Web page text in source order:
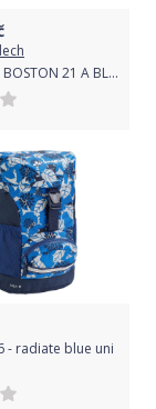
BAGMASTER BOSTON 21 A BLUE/PINK/WHITE
- radiate blue uni